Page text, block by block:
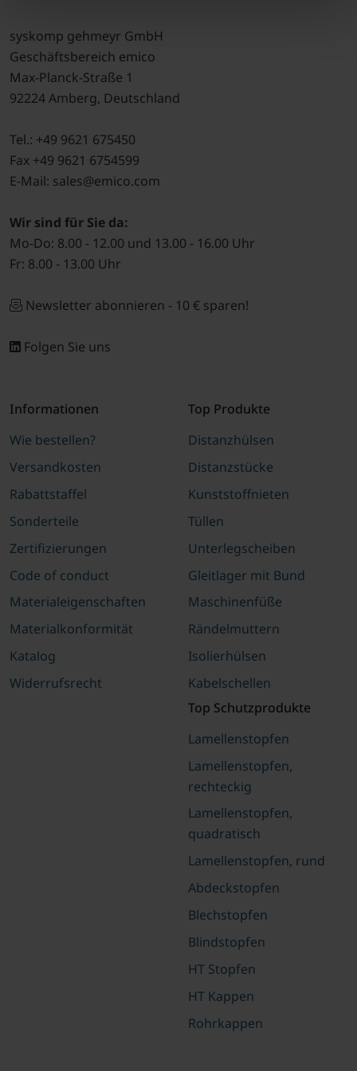
syskomp gehmeyr GmbH
Geschäftsbereich emico
Max-Planck-Straße 1
92224 Amberg, Deutschland
Tel.: +49 9621 675450
Fax +49 9621 6754599
E-Mail: sales@emico.com
Wir sind für Sie da:
Mo-Do: 8.00 - 12.00 und 13.00 - 16.00 Uhr
Fr: 8.00 - 13.00 Uhr
Newsletter abonnieren - 10 € sparen!
Folgen Sie uns
Informationen
Wie bestellen?
Versandkosten
Rabattstaffel
Sonderteile
Zertifizierungen
Code of conduct
Materialeigenschaften
Materialkonformität
Katalog
Widerrufsrecht
Top Produkte
Distanzhülsen
Distanzstücke
Kunststoffnieten
Tüllen
Unterlegscheiben
Gleitlager mit Bund
Maschinenfüße
Rändelmuttern
Isolierhülsen
Kabelschellen
Top Schutzprodukte
Lamellenstopfen
Lamellenstopfen,
rechteckig
Lamellenstopfen,
quadratisch
Lamellenstopfen, rund
Abdeckstopfen
Blechstopfen
Blindstopfen
HT Stopfen
HT Kappen
Rohrkappen